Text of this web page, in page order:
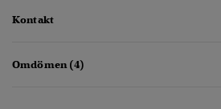
Kontakt
Omdömen (4)